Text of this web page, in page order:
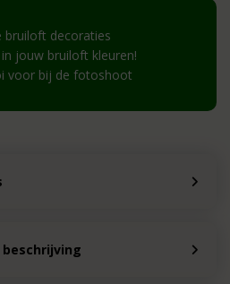
bruiloft decoraties
jouw bruiloft kleuren!
voor bij de fotoshoot